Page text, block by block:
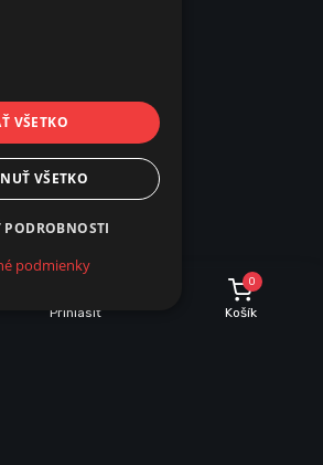
Prihlásiť
0
Košík
VŠETKO
VŠETKO
PODROBNOSTI
podmienky